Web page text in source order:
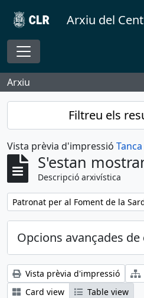
Skip to main content
Arxiu del
Toggle navigation
Arxiu
Filtreu els
Vista prèvia d'impressió Tanca
S'estan
Descripció arxivística
Remove filter:
Patronat per al Foment de la
Opcions avançades de
Vista prèvia d'impressió
Card view
Table view